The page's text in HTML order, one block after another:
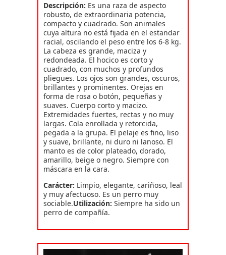
Descripción: Es una raza de aspecto
robusto, de extraordinaria potencia,
compacto y cuadrado. Son animales
cuya altura no está fijada en el estandar
racial, oscilando el peso entre los 6-8 kg.
La cabeza es grande, maciza y
redondeada. El hocico es corto y
cuadrado, con muchos y profundos
pliegues. Los ojos son grandes, oscuros,
brillantes y prominentes. Orejas en
forma de rosa o botón, pequeñas y
suaves. Cuerpo corto y macizo.
Extremidades fuertes, rectas y no muy
largas. Cola enrollada y retorcida,
pegada a la grupa. El pelaje es fino, liso
y suave, brillante, ni duro ni lanoso. El
manto es de color plateado, dorado,
amarillo, beige o negro. Siempre con
máscara en la cara.
Carácter: Limpio, elegante, cariñoso, leal
y muy afectuoso. Es un perro muy
sociable.Utilización: Siempre ha sido un
perro de compañía.